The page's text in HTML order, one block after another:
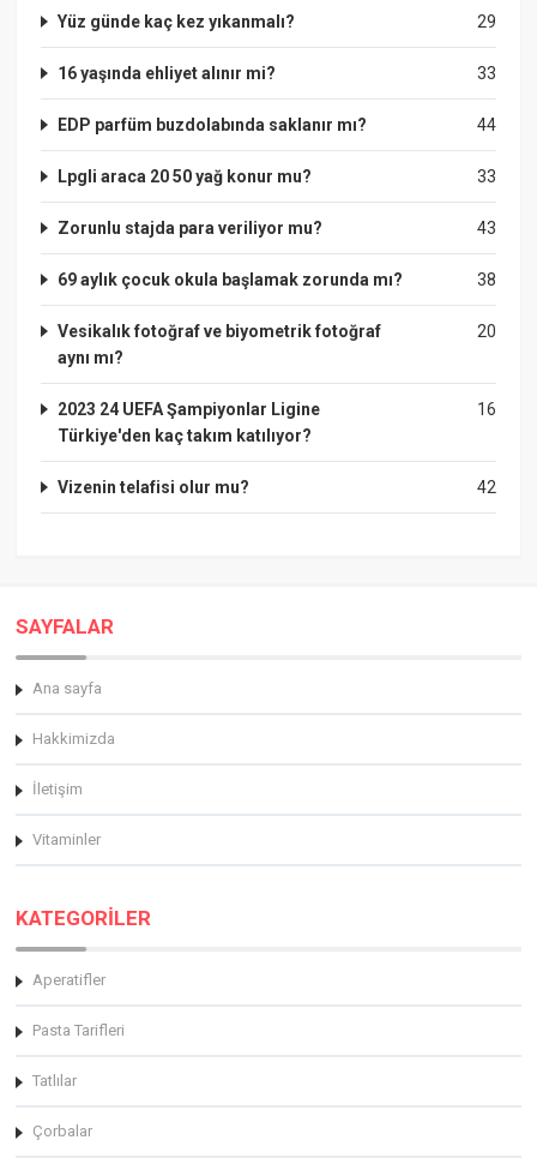
29
Yüz günde kaç kez yıkanmalı?
33
16 yaşında ehliyet alınır mi?
44
EDP parfüm buzdolabında saklanır mı?
33
Lpgli araca 20 50 yağ konur mu?
43
Zorunlu stajda para veriliyor mu?
38
69 aylık çocuk okula başlamak zorunda mı?
20
Vesikalık fotoğraf ve biyometrik fotoğraf
aynı mı?
16
2023 24 UEFA Şampiyonlar Ligine
Türkiye'den kaç takım katılıyor?
42
Vizenin telafisi olur mu?
SAYFALAR
Ana sayfa
Hakkimizda
İletişim
Vitaminler
KATEGORİLER
Aperatifler
Pasta Tarifleri
Tatlılar
Çorbalar